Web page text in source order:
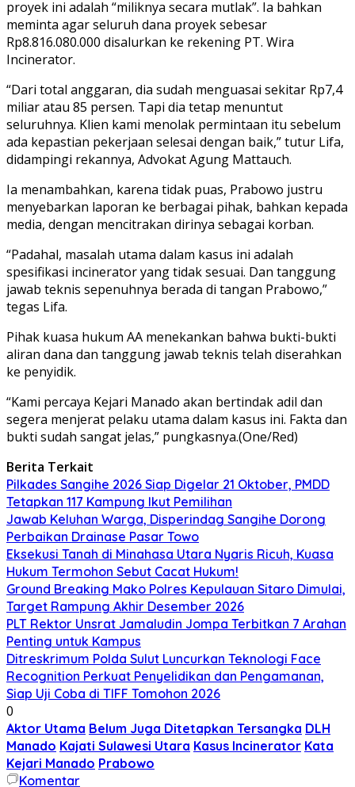
proyek ini adalah “miliknya secara mutlak”. Ia bahkan
meminta agar seluruh dana proyek sebesar
Rp8.816.080.000 disalurkan ke rekening PT. Wira
Incinerator.
“Dari total anggaran, dia sudah menguasai sekitar Rp7,4
miliar atau 85 persen. Tapi dia tetap menuntut
seluruhnya. Klien kami menolak permintaan itu sebelum
ada kepastian pekerjaan selesai dengan baik,” tutur Lifa,
didampingi rekannya, Advokat Agung Mattauch.
Ia menambahkan, karena tidak puas, Prabowo justru
menyebarkan laporan ke berbagai pihak, bahkan kepada
media, dengan mencitrakan dirinya sebagai korban.
“Padahal, masalah utama dalam kasus ini adalah
spesifikasi incinerator yang tidak sesuai. Dan tanggung
jawab teknis sepenuhnya berada di tangan Prabowo,”
tegas Lifa.
Pihak kuasa hukum AA menekankan bahwa bukti-bukti
aliran dana dan tanggung jawab teknis telah diserahkan
ke penyidik.
“Kami percaya Kejari Manado akan bertindak adil dan
segera menjerat pelaku utama dalam kasus ini. Fakta dan
bukti sudah sangat jelas,” pungkasnya.(One/Red)
Berita Terkait
Pilkades Sangihe 2026 Siap Digelar 21 Oktober, PMDD
Tetapkan 117 Kampung Ikut Pemilihan
Jawab Keluhan Warga, Disperindag Sangihe Dorong
Perbaikan Drainase Pasar Towo
Eksekusi Tanah di Minahasa Utara Nyaris Ricuh, Kuasa
Hukum Termohon Sebut Cacat Hukum!
Ground Breaking Mako Polres Kepulauan Sitaro Dimulai,
Target Rampung Akhir Desember 2026
​PLT Rektor Unsrat Jamaludin Jompa Terbitkan 7 Arahan
Penting untuk Kampus
Ditreskrimum Polda Sulut Luncurkan Teknologi Face
Recognition Perkuat Penyelidikan dan Pengamanan,
Siap Uji Coba di TIFF Tomohon 2026
0
Aktor Utama Belum Juga Ditetapkan Tersangka DLH
Manado Kajati Sulawesi Utara Kasus Incinerator Kata
Kejari Manado Prabowo
Komentar